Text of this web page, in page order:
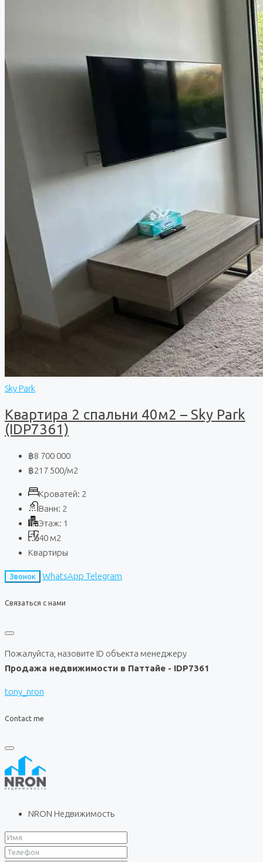
Sky Park
Квартира 2 спальни 40м2 – Sky Park
(IDP7361)
฿8 700 000
฿217 500/м2
Кроватей: 2
Ванн: 2
Этаж: 1
40 м2
Квартиры
Звонок WhatsApp Telegram
Связаться с нами
Пожалуйста, назовите ID объекта менеджеру
Продажа недвижимости в Паттайе - IDP7361
tony_nron
Contact me
NRON Недвижимость